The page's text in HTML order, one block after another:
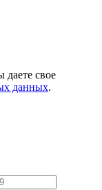
свое
данных.